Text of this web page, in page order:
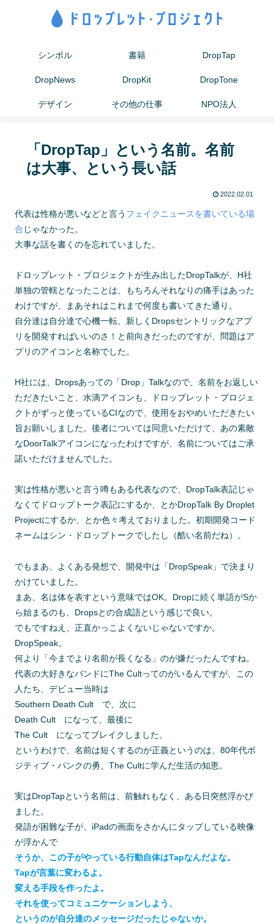
シンボル 書籍 DropTap
DropNews DropKit DropTone
デザイン その他の仕事 NPO法人
「DropTap」という名前。名前
は大事、という長い話
2022.02.01
代表は性格が悪いなどと言う フェイクニュースを書いている場
合 じゃなかった。
大事な話を書くのを忘れていました。
ドロップレット・プロジェクトが生み出したDropTalkが、H社
単独の管轄となったことは、もちろんそれなりの痛手はあった
わけですが、まあそれはこれまで何度も書いてきた通り。
自分達は自分達で心機一転、新しくDropsセントリックなアプ
リを開発すればいいのさ！と前向きだったのですが、問題はア
プリのアイコンと名称でした。
H社には、Dropsあっての「Drop」Talkなので、名前をお返しい
ただきたいこと、水滴アイコンも、ドロップレット・プロジェ
クトがずっと使っているCIなので、使用をおやめいただきたい
旨お願いしました。後者については同意いただけて、あの素敵
なDoorTalkアイコンになったわけですが、名前についてはご承
諾いただけませんでした。
実は性格が悪いと言う噂もある代表なので、DropTalk表記じゃ
なくてドロップトーク表記にするか、とかDropTalk By Droplet
Projectにするか、とか色々考えておりました。初期開発コード
ネームはシン・ドロップトークでしたし（酷い名前だね）。
でもまあ、よくある発想で、開発中は「DropSpeak」で決まり
かけていました。
まあ、名は体を表すという意味ではOK。Dropに続く単語がSか
ら始まるのも、Dropsとの合成語という感じで良い。
でもですねえ、正直かっこよくないじゃないですか。
DropSpeak。
何より「今までより名前が長くなる」のが嫌だったんですね。
代表の大好きなバンドにThe Cultってのがいるんですが、この
人たち、デビュー当時は
Southern Death Cult で、次に
Death Cult になって、最後に
The Cult になってブレイクしました。
というわけで、名前は短くするのが正義というのは、80年代ボ
ジティブ・パンクの勇、The Cultに学んだ生活の知恵。
実はDropTapという名前は、前触れもなく、ある日突然浮かび
ました。
発語が困難な子が、iPadの画面をさかんにタップしている映像
が浮かんで
そうか、この子がやっている行動自体はTapなんだよな。
Tapが言葉に変わるよ。
変える手段を作ったよ。
それを使ってコミュニケーションしよう、
というのが自分達のメッセージだったじゃないか。